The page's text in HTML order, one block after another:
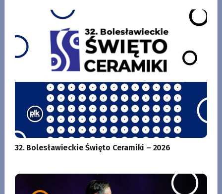
32. Bolesławieckie Święto Ceramiki – 2026